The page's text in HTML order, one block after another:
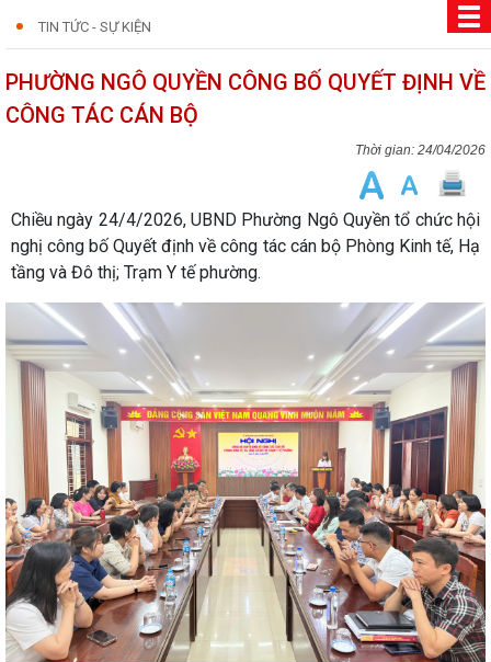
TIN TỨC - SỰ KIỆN
PHƯỜNG NGÔ QUYỀN CÔNG BỐ QUYẾT ĐỊNH VỀ
CÔNG TÁC CÁN BỘ
24/04/2026
Chiều ngày 24/4/2026, UBND Phường Ngô Quyền tổ chức hội
nghị công bố Quyết định về công tác cán bộ Phòng Kinh tế, Hạ
tầng và Đô thị; Trạm Y tế phường.